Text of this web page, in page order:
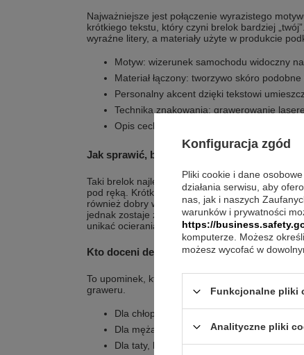
Najważniejsze jest połączenie wyrazistego
krótkiego tekstu, który czyni brelok bardziej
wyraźne litery, a materiały użyte w produkcie
Motyw: wizerunek samochodu widoczny
Materiał łączony: tworzywo skóro
Personalny akcent dzięki tekstowi
Technika znakowania: grawerowanie
Opis cech graweru laserowego: trwałość i
Jak sprawić, by dobrze służył na co dzień?
Taki brelok najlepiej traktować jako stały
pod ręką. Krótki napis ułatwia rozpoznanie i
również dobry wybór, gdy chcesz wręczyć
jednak zostaje z obdarowaną osobą na co
unikać ocierania o ostre przedmioty, by
Kto doceni detale i przekaz?
To upominek, który łatwo dopasować do relacji i
graweru.
Dla chłopaka, który interesuje się
Dla męża, który lubi praktyczne dodatki do
Dla taty, któremu chcesz podarować
Konfiguracja zgód
Pliki cookie i dane
działania serwisu, aby
nas, jak i naszych
warunków i prywatności
https://
komputerze. Możesz
możesz wycofać w
Funkcjonalne pliki
Analityczne pliki